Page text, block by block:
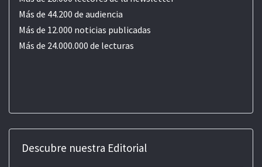
Más de 44.200 de audiencia
Más de 12.000 noticias publicadas
Más de 24.000.000 de lecturas
Descubre nuestra Editorial